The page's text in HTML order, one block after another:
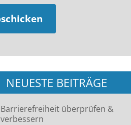
NEUESTE BEITRÄGE
Barrierefreiheit überprüfen &
verbessern